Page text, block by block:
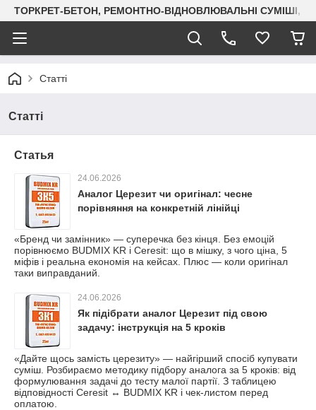
ТОРКРЕТ-БЕТОН, РЕМОНТНО-ВІДНОВЛЮВАЛЬНІ СУМІШІ,
Статті
Статті
Статья
24.06.2026
Аналог Церезит чи оригінал: чесне
порівняння на конкретній лінійці
«Бренд чи замінник» — суперечка без кінця. Без емоцій
порівнюємо BUDMIX KR і Ceresit: що в мішку, з чого ціна, 5
міфів і реальна економія на кейсах. Плюс — коли оригінал
таки виправданий.
24.06.2026
Як підібрати аналог Церезит під свою
задачу: інструкція на 5 кроків
«Дайте щось замість церезиту» — найгірший спосіб купувати
суміш. Розбираємо методику підбору аналога за 5 кроків: від
формулювання задачі до тесту малої партії. З таблицею
відповідності Ceresit ↔ BUDMIX KR і чек-листом перед
оплатою.